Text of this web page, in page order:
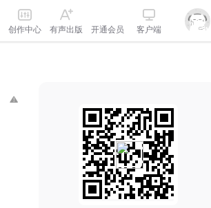
创作中心 有声出版 开通会员 客户端